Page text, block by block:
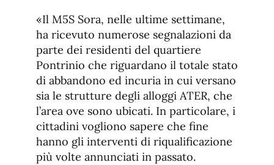
de
fuente
de
fuente.
«Il M5S Sora, nelle ultime settimane,
ha ricevuto numerose segnalazioni da
parte dei residenti del quartiere
Pontrinio che riguardano il totale stato
di abbandono ed incuria in cui versano
sia le strutture degli alloggi ATER, che
l’area ove sono ubicati. In particolare, i
cittadini vogliono sapere che fine
hanno gli interventi di riqualificazione
più volte annunciati in passato.